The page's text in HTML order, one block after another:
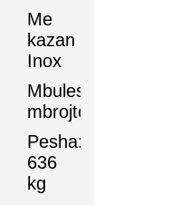
Me
kazan
Inox
Mbulesa
mbrojtëse
Pesha:
636
kg